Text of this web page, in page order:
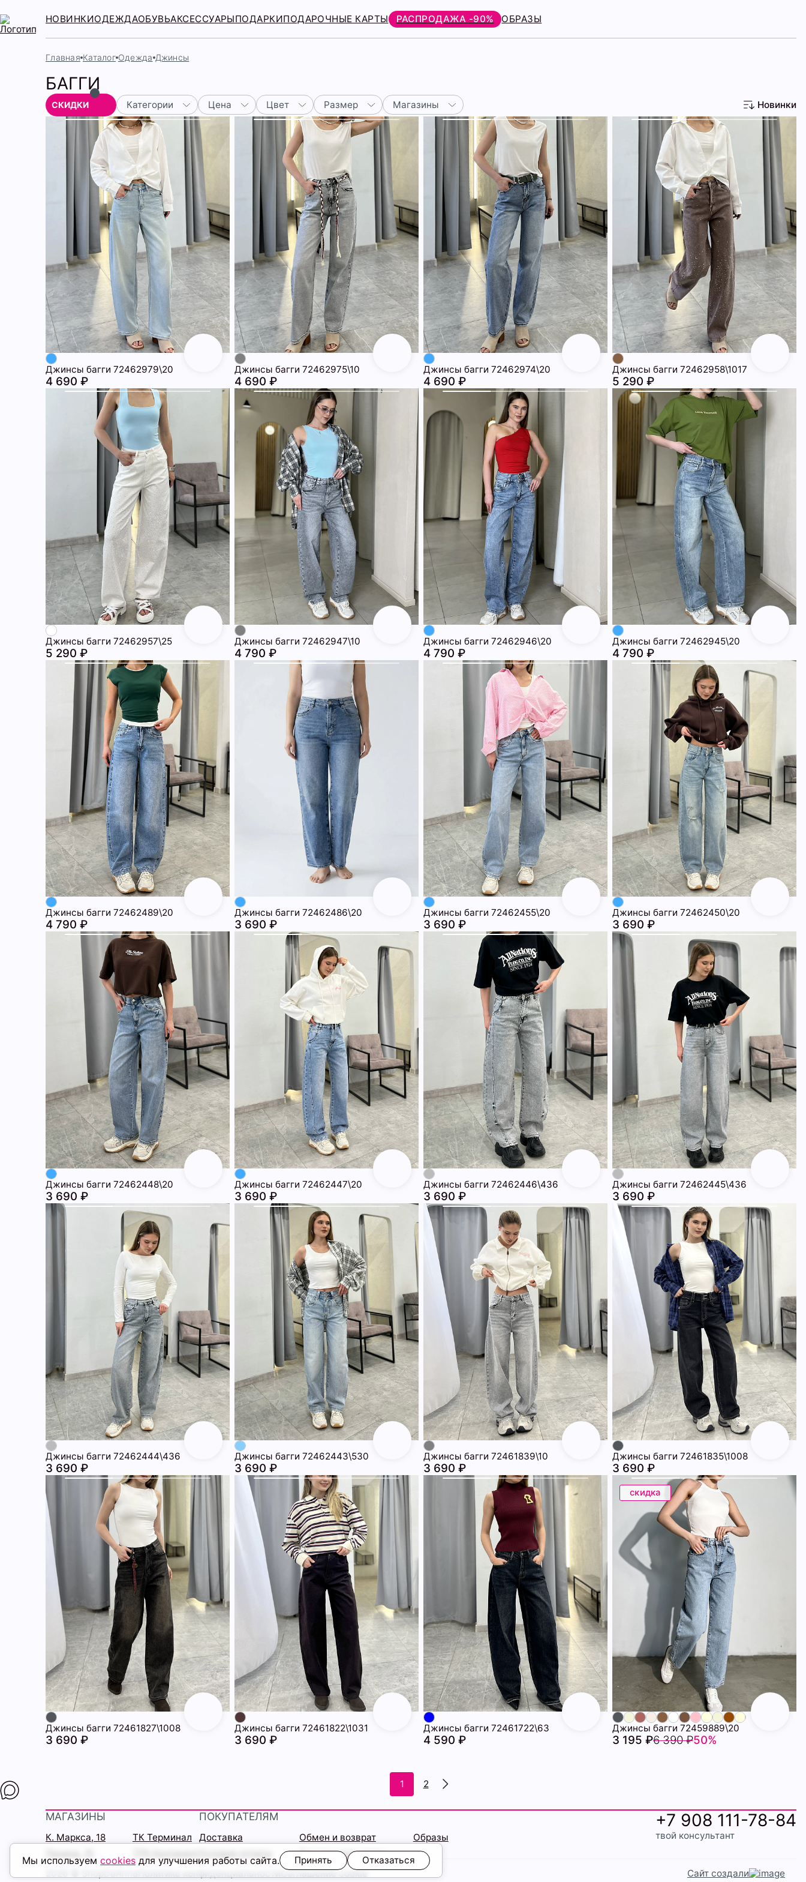
НОВИНКИОДЕЖДАОБУВЬАКСЕССУАРЫПОДАРКИПОДАРОЧНЫЕ КАРТЫ РАСПРОДАЖА -90% ОБРАЗЫ
Главная Каталог Одежда Джинсы
БАГГИ
СКИДКИ Категории Цена Цвет Размер Магазины Новинки
Джинсы багги 72462979\20
4 690 ₽
Джинсы багги 72462975\10
4 690 ₽
Джинсы багги 72462974\20
4 690 ₽
Джинсы багги 72462958\1017
5 290 ₽
Джинсы багги 72462957\25
5 290 ₽
Джинсы багги 72462947\10
4 790 ₽
Джинсы багги 72462946\20
4 790 ₽
Джинсы багги 72462945\20
4 790 ₽
Джинсы багги 72462489\20
4 790 ₽
Джинсы багги 72462486\20
3 690 ₽
Джинсы багги 72462455\20
3 690 ₽
Джинсы багги 72462450\20
3 690 ₽
Джинсы багги 72462448\20
3 690 ₽
Джинсы багги 72462447\20
3 690 ₽
Джинсы багги 72462446\436
3 690 ₽
Джинсы багги 72462445\436
3 690 ₽
Джинсы багги 72462444\436
3 690 ₽
Джинсы багги 72462443\530
3 690 ₽
Джинсы багги 72461839\10
3 690 ₽
Джинсы багги 72461835\1008
3 690 ₽
Джинсы багги 72461827\1008
3 690 ₽
Джинсы багги 72461822\1031
3 690 ₽
Джинсы багги 72461722\63
4 590 ₽
скидка
Джинсы багги 72459889\20
3 195 ₽6 390 ₽50%
1 2
МАГАЗИНЫ
К. Маркса, 18
ТК Терминал
ПОКУПАТЕЛЯМ
Доставка
Обмен и возврат
Подарочные карты
Образы
+7 908 111-78-84
твой консультант
Политика конфиденциальности Соглашение cookie Сайт создали
Мы используем cookies для улучшения работы сайта. Принять Отказаться